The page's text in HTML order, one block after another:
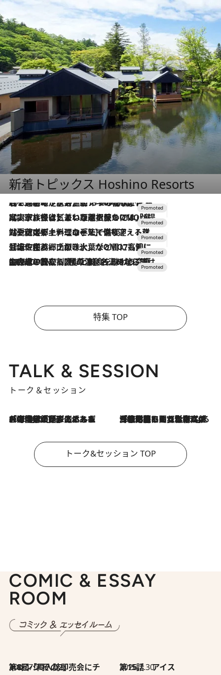
新着トピックス Hoshino Resorts
2026.8.7
【トンボの足水浴】ヒノキの香りに包まれて涼感マックス！約13℃の湧水かけ流しを避暑地「星野温泉 トンボの湯」で体験
2026.7.31
【ホテル帰省】という選択肢をOMOが提案。家族とほどよい距離を保つには「昼は実家、夜は気兼ねなくホテルで！」
2026.7.24
【夏限定ディナーコース】旬を迎える稚鮎や花ズッキーニなどをイタリア・トスカーナの郷土料理の手法で満喫！
2026.7.17
「土佐和ハーブかき氷」がOMO7高知に登場！生姜、山椒、大葉など目にも舌にも涼を呼ぶ郷土の味
2026.7.10
NEW OPEN！【界 草津】名湯の地に誕生。趣の異なる2種の温泉と上州ならではの会席・蕎麦割烹など美食を味わう究極の癒やし旅
特集 TOP
TALK & SESSION
トーク＆セッション
2026.8.3
「今後値上げがあるとすれば…」「リスクがあるのは今年の冬」エネルギー専門家が語る、ホルムズ海峡封鎖が家庭にもたらす“ある心配” 2026.8.3
「住宅建てられない…」「サーチャージ料の高値が続いている」ホルムズ海峡封鎖による影響はいつまで続く？《エネルギー専門家に聞く“どうなる日本の暮らし”》
トーク&セッション TOP
COMIC & ESSAY
ROOM
2026.7.30
第8回「同人誌即売会にチャレンジ その2」 2026.7.30
第15話 アイス